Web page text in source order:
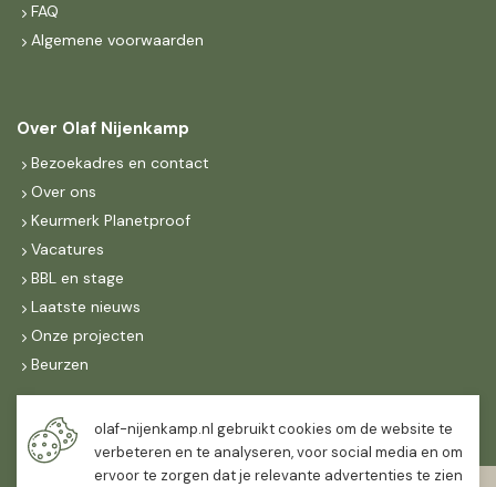
FAQ
Algemene voorwaarden
Over Olaf Nijenkamp
Bezoekadres en contact
Over ons
Keurmerk Planetproof
Vacatures
BBL en stage
Laatste nieuws
Onze projecten
Beurzen
Maandag t/m vrijdag
07:30-
16:30
olaf-nijenkamp.nl gebruikt cookies om de website te
verbeteren en te analyseren, voor social media en om
ervoor te zorgen dat je relevante advertenties te zien